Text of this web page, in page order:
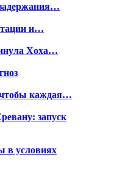
и…
Хоха…
каждая…
запуск
в условиях